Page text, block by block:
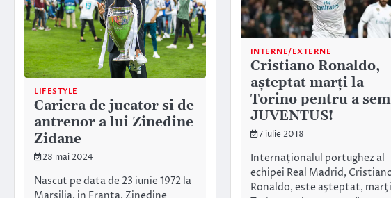
LIFESTYLE
Cariera de jucator si de
antrenor a lui Zinedine
Zidane
28 mai 2024
Nascut pe data de 23 iunie 1972 la
INTERNE/EXTERNE
Cristiano Ronaldo,
aşteptat marţi la
Torino pentru a
JUVENTUS!
7 iulie 2018
Internaţionalul portughez al
echipei Real Madrid,
Ronaldo, este aşteptat,